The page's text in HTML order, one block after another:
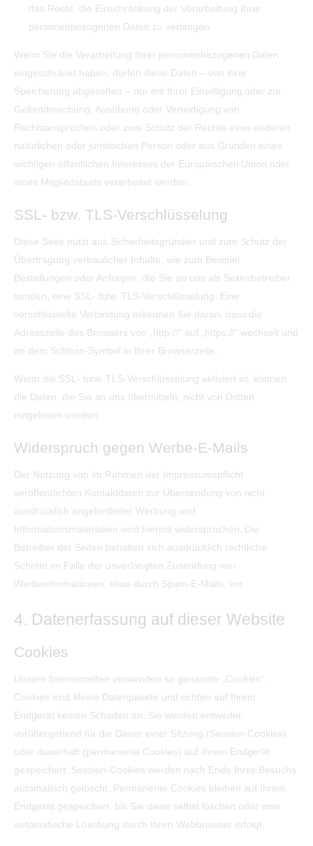
das Recht, die Einschränkung der Verarbeitung Ihrer
personenbezogenen Daten zu verlangen.
Wenn Sie die Verarbeitung Ihrer personenbezogenen Daten
eingeschränkt haben, dürfen diese Daten – von ihrer
Speicherung abgesehen – nur mit Ihrer Einwilligung oder zur
Geltendmachung, Ausübung oder Verteidigung von
Rechtsansprüchen oder zum Schutz der Rechte einer anderen
natürlichen oder juristischen Person oder aus Gründen eines
wichtigen öffentlichen Interesses der Europäischen Union oder
eines Mitgliedstaats verarbeitet werden.
SSL- bzw. TLS-Verschlüsselung
Diese Seite nutzt aus Sicherheitsgründen und zum Schutz der
Übertragung vertraulicher Inhalte, wie zum Beispiel
Bestellungen oder Anfragen, die Sie an uns als Seitenbetreiber
senden, eine SSL- bzw. TLS-Verschlüsselung. Eine
verschlüsselte Verbindung erkennen Sie daran, dass die
Adresszeile des Browsers von „http://“ auf „https://“ wechselt und
an dem Schloss-Symbol in Ihrer Browserzeile.
Wenn die SSL- bzw. TLS-Verschlüsselung aktiviert ist, können
die Daten, die Sie an uns übermitteln, nicht von Dritten
mitgelesen werden.
Widerspruch gegen Werbe-E-Mails
Der Nutzung von im Rahmen der Impressumspflicht
veröffentlichten Kontaktdaten zur Übersendung von nicht
ausdrücklich angeforderter Werbung und
Informationsmaterialien wird hiermit widersprochen. Die
Betreiber der Seiten behalten sich ausdrücklich rechtliche
Schritte im Falle der unverlangten Zusendung von
Werbeinformationen, etwa durch Spam-E-Mails, vor.
4. Datenerfassung auf dieser Website
Cookies
Unsere Internetseiten verwenden so genannte „Cookies“.
Cookies sind kleine Datenpakete und richten auf Ihrem
Endgerät keinen Schaden an. Sie werden entweder
vorübergehend für die Dauer einer Sitzung (Session-Cookies)
oder dauerhaft (permanente Cookies) auf Ihrem Endgerät
gespeichert. Session-Cookies werden nach Ende Ihres Besuchs
automatisch gelöscht. Permanente Cookies bleiben auf Ihrem
Endgerät gespeichert, bis Sie diese selbst löschen oder eine
automatische Löschung durch Ihren Webbrowser erfolgt.